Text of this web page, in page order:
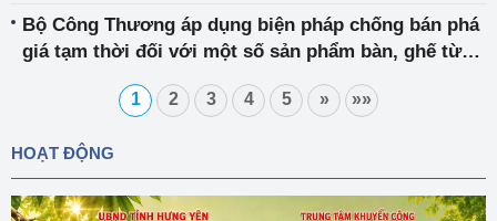
học và công nghệ giai đoạn 2023-2025 (đợt 2)
Bộ Công Thương áp dụng biện pháp chống bán phá
giá tạm thời đối với một số sản phẩm bàn, ghế từ
1 2 3 4 5 » »»
HOẠT ĐỘNG